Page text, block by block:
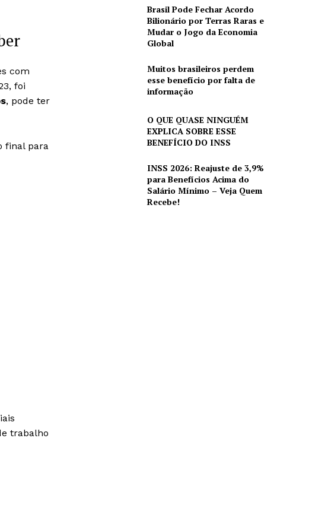
com
foi
, pode ter
final para
trabalho
Brasil Pode Fechar Acordo
Bilionário por Terras Raras e
Mudar o Jogo da Economia
Global
Muitos brasileiros perdem
esse benefício por falta de
informação
O QUE QUASE NINGUÉM
EXPLICA SOBRE ESSE
BENEFÍCIO DO INSS
INSS 2026: Reajuste de 3,9%
para Benefícios Acima do
Salário Mínimo – Veja Quem
Recebe!